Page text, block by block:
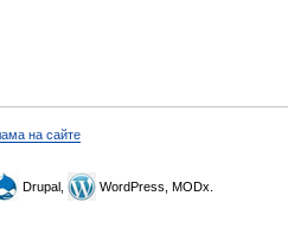
на сайте
Drupal, WordPress, MODx.